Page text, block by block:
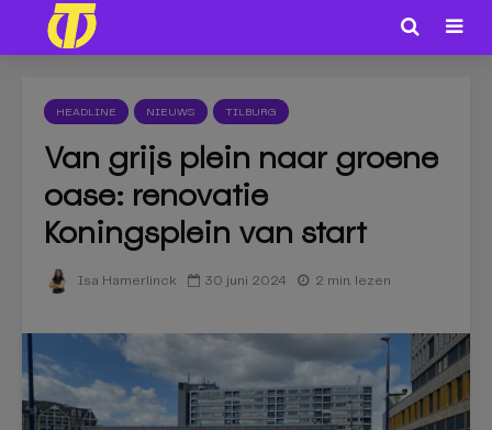
HEADLINE NIEUWS TILBURG
Van grijs plein naar groene
oase: renovatie
Koningsplein van start
Isa Hamerlinck 30 juni 2024 2 min. lezen